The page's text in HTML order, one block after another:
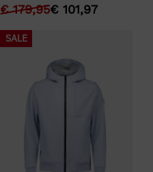
€179,95€ 101,97
SALE